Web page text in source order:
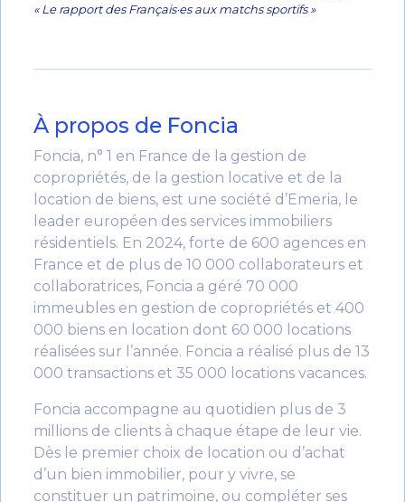
«Le rapport des Français·es aux matchs sportifs»
À propos de Foncia
Foncia, n° 1 en France de la gestion de
copropriétés, de la gestion locative et de la
location de biens, est une société d’Emeria, le
leader européen des services immobiliers
résidentiels. En 2024, forte de 600 agences en
France et de plus de 10 000 collaborateurs et
collaboratrices, Foncia a géré 70 000
immeubles en gestion de copropriétés et 400
000 biens en location dont 60 000 locations
réalisées sur l’année. Foncia a réalisé plus de 13
000 transactions et 35 000 locations vacances.
Foncia accompagne au quotidien plus de 3
millions de clients à chaque étape de leur vie.
Dès le premier choix de location ou d’achat
d’un bien immobilier, pour y vivre, se
constituer un patrimoine, ou compléter ses